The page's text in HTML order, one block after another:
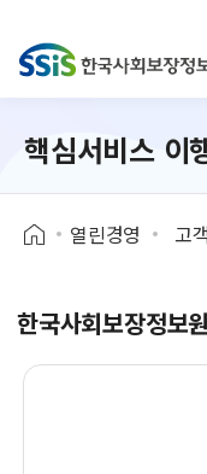
핵심서비스 이
열린경영 고
한국사회보장정보